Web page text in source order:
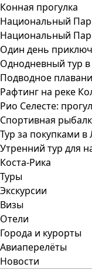
Конная прогулка
Национальный
Национальный
Один день
Однодневный тур в
Подводное
Рафтинг на реке
Рио Селесте:
Спортивная
Тур за покупками
Утренний тур для
Коста-Рика
Туры
Экскурсии
Визы
Отели
Города и курорты
Авиаперелёты
Новости